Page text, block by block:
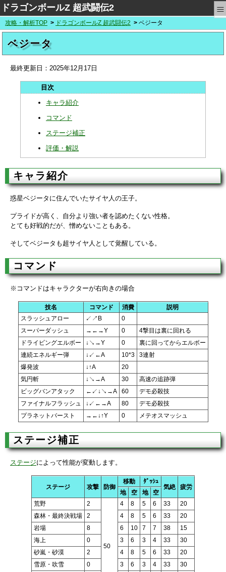
ドラゴンボールZ 超武闘伝2 ≡
攻略・解析TOP ドラゴンボールZ 超武闘伝2 ベジータ
ベジータ
最終更新日： 2025年12月17日
キャラ紹介
コマンド
ステージ補正
評価・解説
キャラ紹介
惑星ベジータに住んでいたサイヤ人の王子。
プライドが高く、自分より強い者を認めたくない性格。
とても好戦的だが、憎めないこともある。
そしてベジータも超サイヤ人として覚醒している。
コマンド
※コマンドはキャラクターが右向きの場合
技名 コマンド 消費
説明
スラッシュアロー
↙↗B
0
スーパーダッシュ
→←→Y 0
4撃目は裏に回れる
ドライビングエルボー
↓↘→Y 0
裏に回ってからエルボー
連続エネルギー弾
↓↙←A 10*3
3連射
爆発波
↓↑A
20
気円斬
↓↘→A 30
高速の追跡弾
ビッグバンアタック
←↙↓↘→A 60
デモ必殺技
ファイナルフラッシュ
↓↙←→A 80
デモ必殺技
プラネットバースト
→←↓↑Y 0 メテオスマッシュ
ステージ補正
ステージによって性能が変動します。
ステージ 攻撃 防御
移動 ﾀﾞｯｼｭ
気絶 疲労
地 空 地
空
荒野
2
50
4 8 5 6 33
20
森林・最終決戦場
2 4 8 5 6 33
20
岩場
8 6 10 7 7 38
15
海上
0 3 6 3 4 33
30
砂嵐・砂漠
2 4 8 5 6 33
20
雪原・吹雪
0 3 6 3 4 33
30